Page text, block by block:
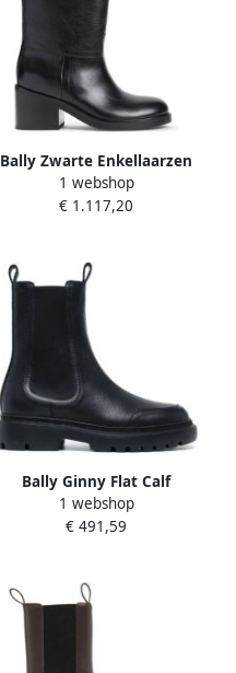
Bally Zwarte Enkellaarzen
Elegante Stijl
1 webshop
€ 1.117,20
Bally Ginny Flat Calf
Grained Boots
1 webshop
€ 491,59